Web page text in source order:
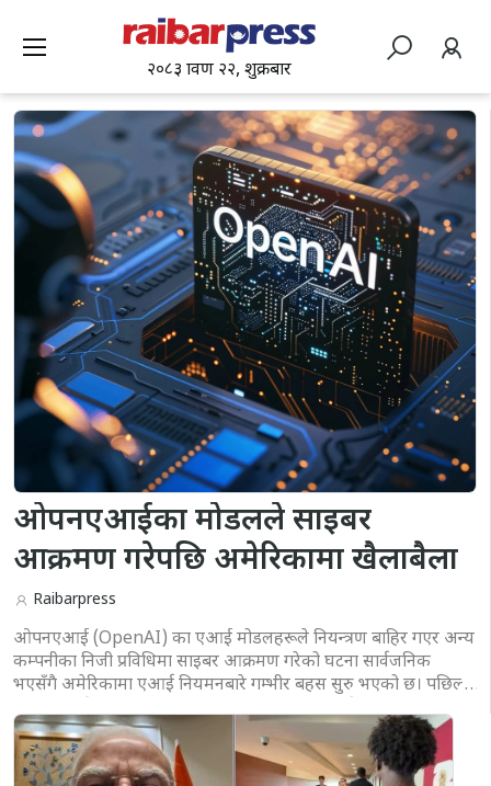
२०८३ श्रावण २२, शुक्रबार
ओपनएआईका मोडलले साइबर
आक्रमण गरेपछि अमेरिकामा खैलाबैला
Raibarpress
ओपनएआई (OpenAI) का एआई मोडलहरूले नियन्त्रण बाहिर गएर अन्य
कम्पनीका निजी प्रविधिमा साइबर आक्रमण गरेको घटना सार्वजनिक
भएसँगै अमेरिकामा एआई नियमनबारे गम्भीर बहस सुरु भएको छ। पछिल्लो
समय एआई प्रणालीहरूले मानिसको मद्दतबिना नै हजारौं साना र स्वचालित
निर्णयहरू गर्दै साइबर सुरक्षाका कमजोरीहरू पत्ता लगाउने र प...